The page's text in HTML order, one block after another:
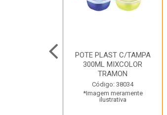
POTE PLAST C/TAMPA
300ML MIXCOLOR
TRAMON
Código: 38034
*Imagem meramente
ilustrativa